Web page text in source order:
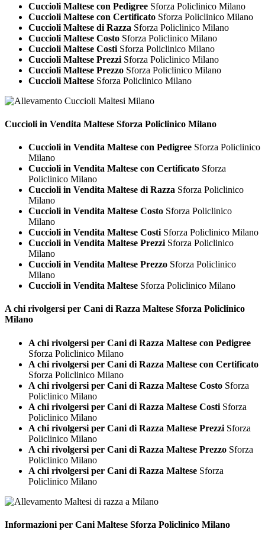
Cuccioli Maltese con Pedigree Sforza Policlinico Milano
Cuccioli Maltese con Certificato Sforza Policlinico Milano
Cuccioli Maltese di Razza Sforza Policlinico Milano
Cuccioli Maltese Costo Sforza Policlinico Milano
Cuccioli Maltese Costi Sforza Policlinico Milano
Cuccioli Maltese Prezzi Sforza Policlinico Milano
Cuccioli Maltese Prezzo Sforza Policlinico Milano
Cuccioli Maltese Sforza Policlinico Milano
Cuccioli in Vendita Maltese Sforza Policlinico Milano
Cuccioli in Vendita Maltese con Pedigree Sforza Policlinico
Milano
Cuccioli in Vendita Maltese con Certificato Sforza
Policlinico Milano
Cuccioli in Vendita Maltese di Razza Sforza Policlinico
Milano
Cuccioli in Vendita Maltese Costo Sforza Policlinico
Milano
Cuccioli in Vendita Maltese Costi Sforza Policlinico Milano
Cuccioli in Vendita Maltese Prezzi Sforza Policlinico
Milano
Cuccioli in Vendita Maltese Prezzo Sforza Policlinico
Milano
Cuccioli in Vendita Maltese Sforza Policlinico Milano
A chi rivolgersi per Cani di Razza Maltese Sforza Policlinico
Milano
A chi rivolgersi per Cani di Razza Maltese con Pedigree
Sforza Policlinico Milano
A chi rivolgersi per Cani di Razza Maltese con Certificato
Sforza Policlinico Milano
A chi rivolgersi per Cani di Razza Maltese Costo Sforza
Policlinico Milano
A chi rivolgersi per Cani di Razza Maltese Costi Sforza
Policlinico Milano
A chi rivolgersi per Cani di Razza Maltese Prezzi Sforza
Policlinico Milano
A chi rivolgersi per Cani di Razza Maltese Prezzo Sforza
Policlinico Milano
A chi rivolgersi per Cani di Razza Maltese Sforza
Policlinico Milano
Informazioni per Cani Maltese Sforza Policlinico Milano